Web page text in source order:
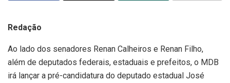
Redação
Ao lado dos senadores Renan Calheiros e Renan Filho,
além de deputados federais, estaduais e prefeitos, o MDB
irá lançar a pré-candidatura do deputado estadual José